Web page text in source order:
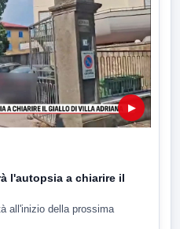
▶
l'autopsia a chiarire il
all'inizio della prossima